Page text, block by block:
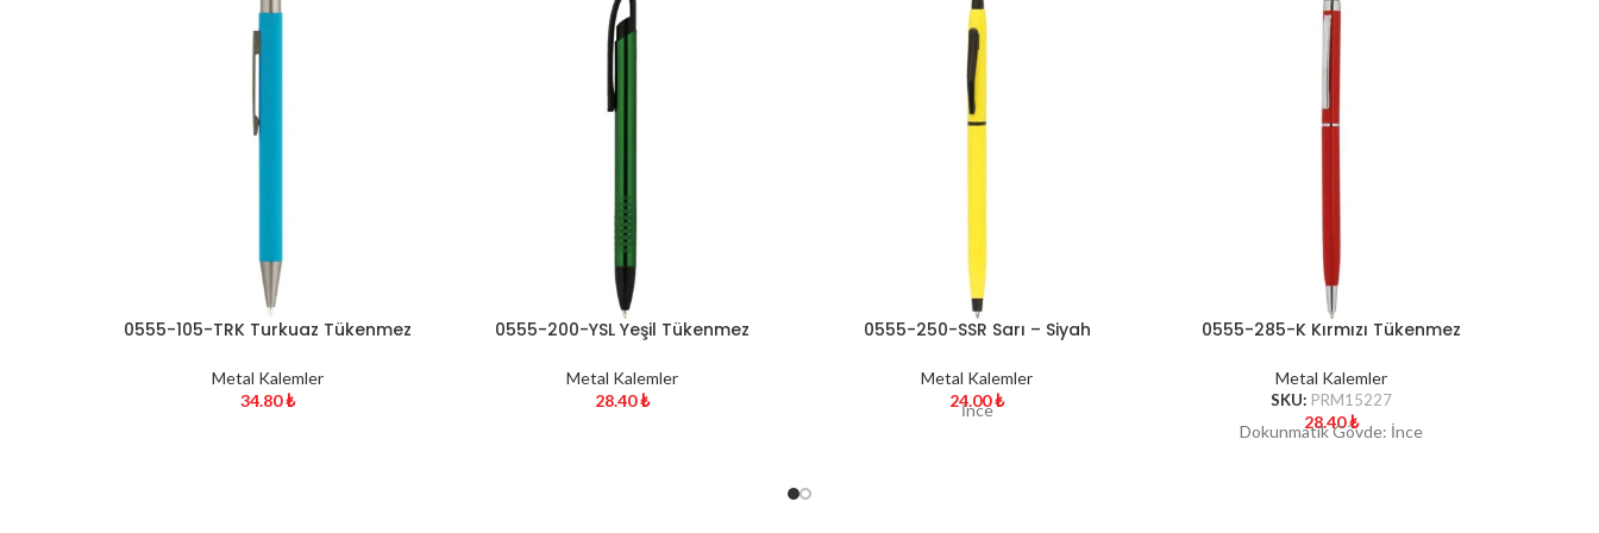
0555-105-TRK Turkuaz Tükenmez
Metal Kalemler
34.80₺
0555-200-YSL Yeşil Tükenmez
Metal Kalemler
28.40₺
0555-250-SSR Sarı – Siyah
Metal Kalemler
24.00₺
İnce
0555-285-K Kırmızı Tükenmez
Metal Kalemler
SKU: PRM15227
28.40₺
Dokunmatik Gövde: İnce